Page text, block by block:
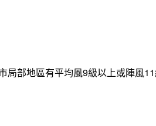
部地區有平均風9級以上或陣風